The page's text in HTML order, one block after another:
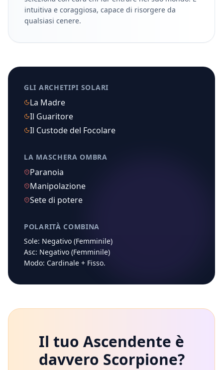
intuitiva e coraggiosa, capace di risorgere da
qualsiasi cenere.
GLI ARCHETIPI SOLARI
La Madre
Il Guaritore
Il Custode del Focolare
LA MASCHERA OMBRA
Paranoia
Manipolazione
Sete di potere
POLARITÀ COMBINA
Sole: Negativo (Femminile)
Asc: Negativo (Femminile)
Modo: Cardinale + Fisso.
Il tuo Ascendente è
davvero Scorpione?